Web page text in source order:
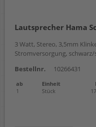
Lautsprecher Hama
3 Watt, Stereo, 3,5mm
Stromversorgung,
Bestellnr.
10266431
ab Einheit
1
Stück